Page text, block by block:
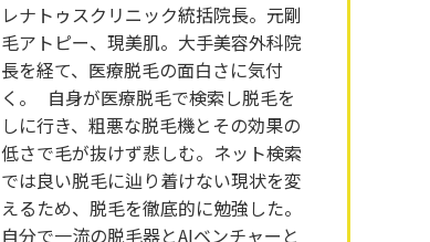
レナトゥスクリニック統括院長。元剛
毛アトピー、現美肌。大手美容外科院
長を経て、医療脱毛の面白さに気付
く。 自身が医療脱毛で検索し脱毛を
しに行き、粗悪な脱毛機とその効果の
低さで毛が抜けず悲しむ。ネット検索
では良い脱毛に辿り着けない現状を変
えるため、脱毛を徹底的に勉強した。
自分で一流の脱毛器とAIベンチャーと